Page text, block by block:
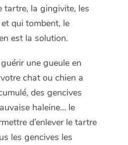
tartre, la gingivite, les
qui tombent, le
est la solution.
une gueule en
chat ou chien a
des gencives
haleine… le
d’enlever le tartre
les gencives les